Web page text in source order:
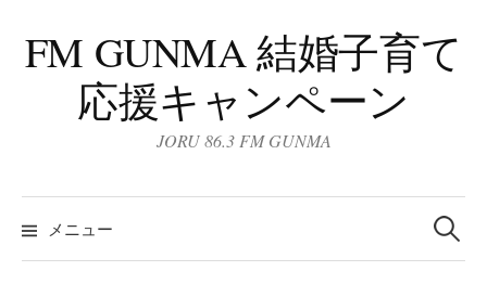
ン
テ
FM GUNMA 結婚子育て
応援キャンペーン
JORU 86.3 FM GUNMA
メニュー
検
索: